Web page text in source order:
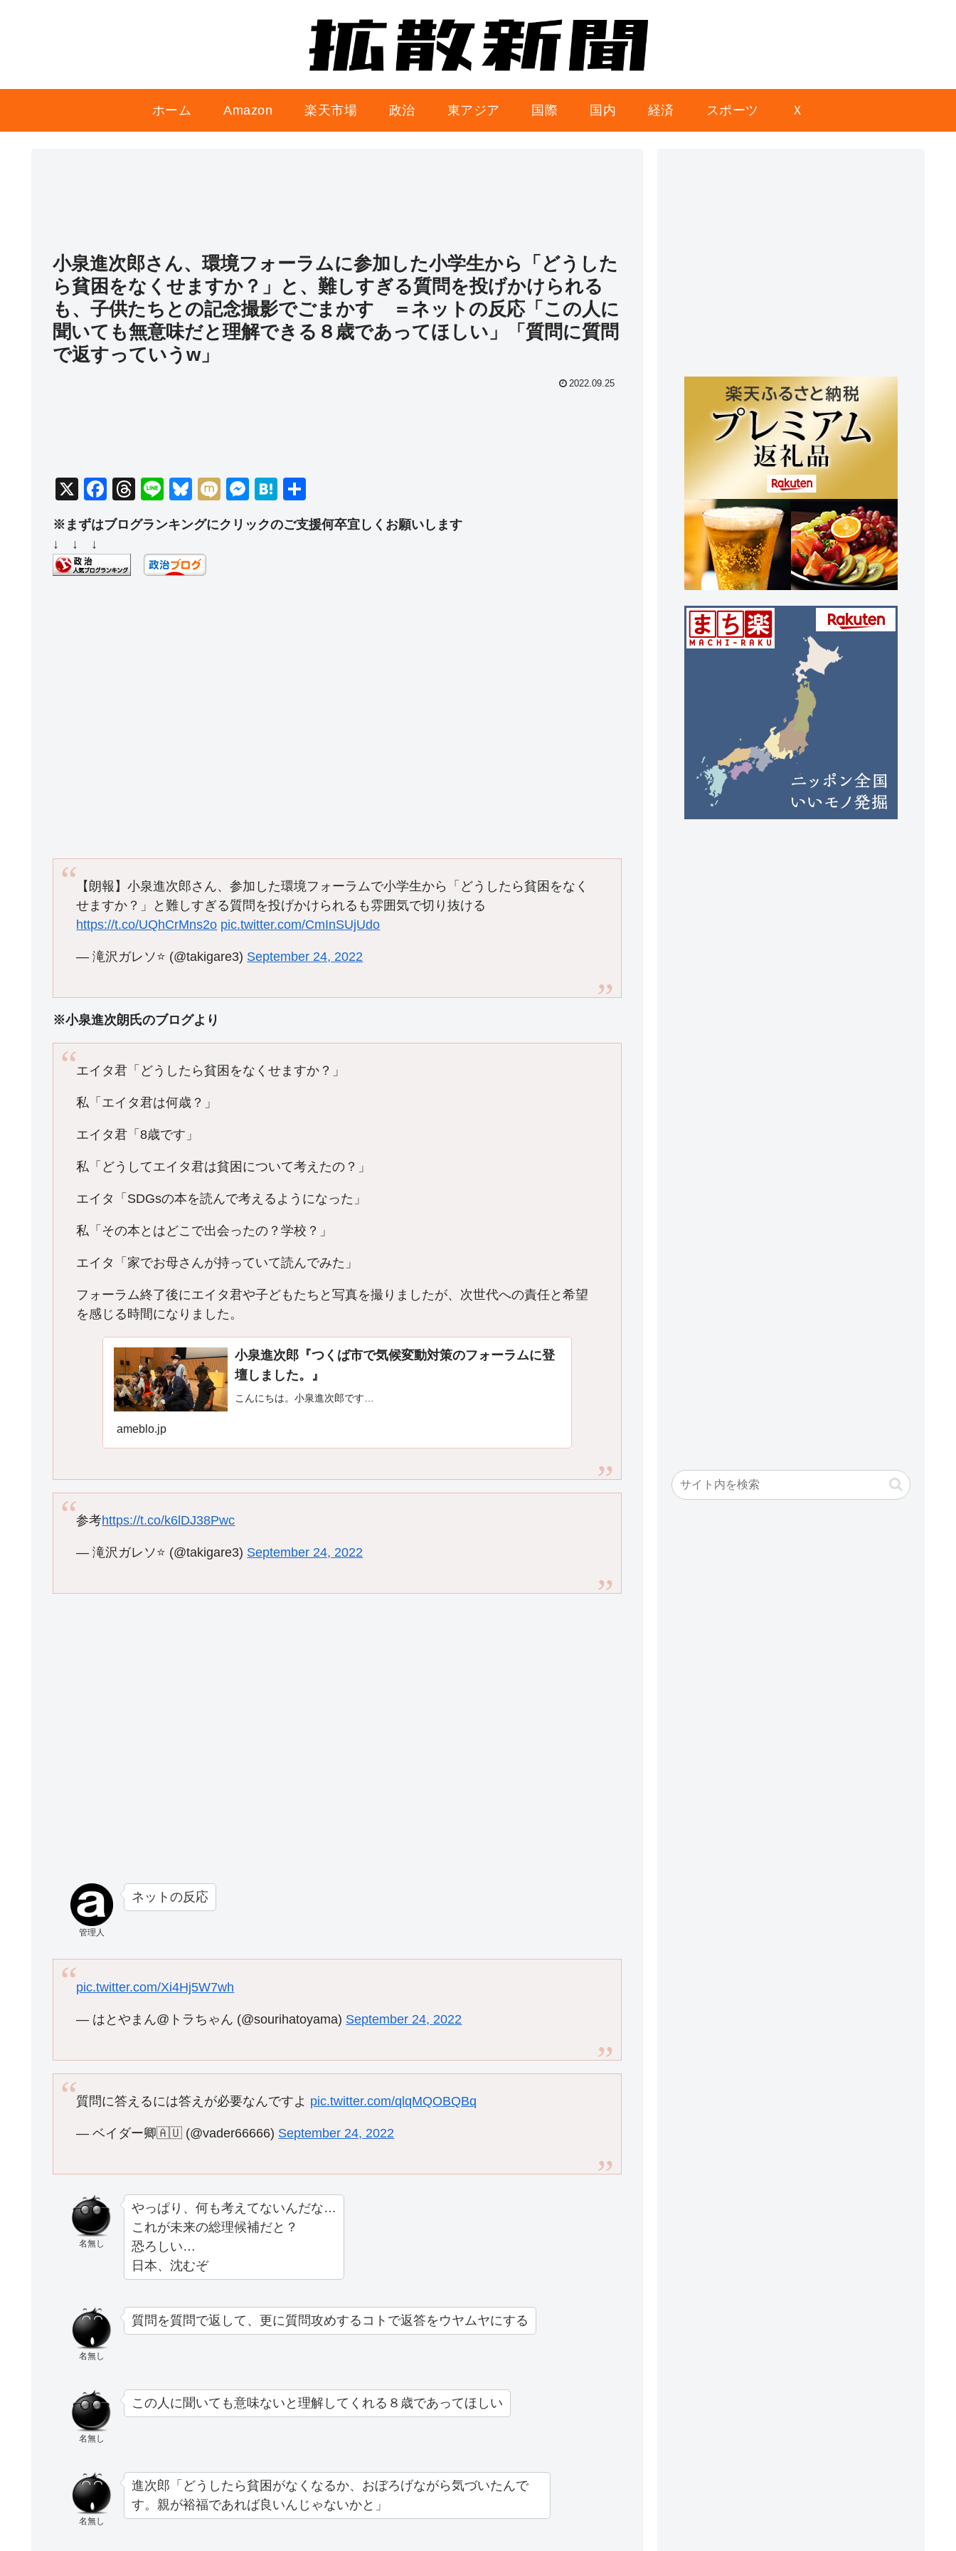
ホーム Amazon 楽天市場 政治 東アジア 国際 国内 経済 スポーツ Ｘ
小泉進次郎さん、環境フォーラムに参加した小学生から「どうした
ら貧困をなくせますか？」と、難しすぎる質問を投げかけられる
も、子供たちとの記念撮影でごまかす ＝ネットの反応「この人に
聞いても無意味だと理解できる８歳であってほしい」「質問に質問
で返すっていうw」
2022.09.25
X
F
a
c
e
b
T
hr
e
a
d
Li
e
Bl
e
sk
y
M
M
ss
H
e
有
※まずはブログランキングにクリックのご支援何卒宜しくお願いします
↓ ↓ ↓
【朗報】小泉進次郎さん、参加した環境フォーラムで小学生から「どうしたら貧困をなく
せますか？」と難しすぎる質問を投げかけられるも雰囲気で切り抜ける
https://t.co/UQhCrMns2o pic.twitter.com/CmInSUjUdo
— 滝沢ガレソ⭐ (@takigare3) September 24, 2022
※小泉進次朗氏のブログより
エイタ君「どうしたら貧困をなくせますか？」
私「エイタ君は何歳？」
エイタ君「8歳です」
私「どうしてエイタ君は貧困について考えたの？」
エイタ「SDGsの本を読んで考えるようになった」
私「その本とはどこで出会ったの？学校？」
エイタ「家でお母さんが持っていて読んでみた」
フォーラム終了後にエイタ君や子どもたちと写真を撮りましたが、次世代への責任と希望
を感じる時間になりました。
小泉進次郎『つくば市で気候変動対策のフォーラムに登
壇しました。』
こんにちは。小泉進次郎です…
ameblo.jp
参考https://t.co/k6lDJ38Pwc
— 滝沢ガレソ⭐ (@takigare3) September 24, 2022
管理人
ネットの反応
pic.twitter.com/Xi4Hj5W7wh
— はとやまん@トラちゃん (@sourihatoyama) September 24, 2022
質問に答えるには答えが必要なんですよ pic.twitter.com/qlqMQOBQBq
— ベイダー卿🇦🇺 (@vader66666) September 24, 2022
名無し
やっぱり、何も考えてないんだな…
これが未来の総理候補だと？
恐ろしい…
日本、沈むぞ
名無し
質問を質問で返して、更に質問攻めするコトで返答をウヤムヤにする
名無し
この人に聞いても意味ないと理解してくれる８歳であってほしい
名無し
進次郎「どうしたら貧困がなくなるか、おぼろげながら気づいたんで
す。親が裕福であれば良いんじゃないかと」